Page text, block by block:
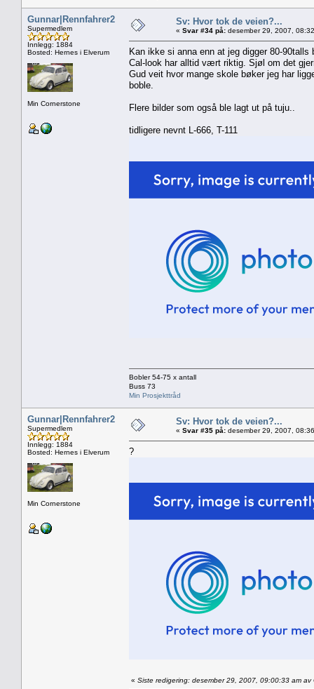
Gunnar|Rennfahrer2
Supermedlem
Innlegg: 1884
Bosted: Hernes i Elverum
Min Cornerstone
Sv: Hvor tok de veien?...
« Svar #34 på: desember 29, 2007,
Kan ikke si anna enn at jeg digger 80-90talls
Cal-look har alltid vært riktig. Sjøl om det
Gud veit hvor mange skole bøker jeg har
boble.
Flere bilder som også ble lagt ut på tuju..
tidligere nevnt L-666, T-111
Bobler 54-75 x antall
Buss 73
Min Prosjekttråd
Gunnar|Rennfahrer2
Supermedlem
Innlegg: 1884
Bosted: Hernes i Elverum
Min Cornerstone
Sv: Hvor tok de veien?...
« Svar #35 på: desember 29, 2007,
?
« Siste redigering: desember 29, 2007, 09:00:33 am av